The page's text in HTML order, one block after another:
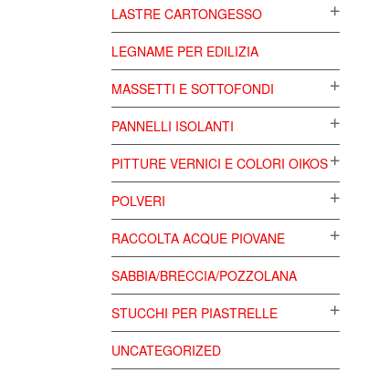
LASTRE CARTONGESSO
LEGNAME PER EDILIZIA
MASSETTI E SOTTOFONDI
PANNELLI ISOLANTI
PITTURE VERNICI E COLORI OIKOS
POLVERI
RACCOLTA ACQUE PIOVANE
SABBIA/BRECCIA/POZZOLANA
STUCCHI PER PIASTRELLE
UNCATEGORIZED